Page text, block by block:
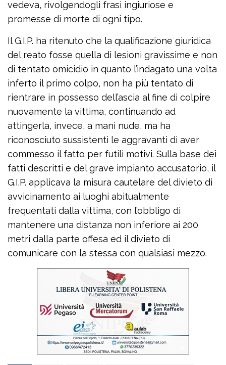
vedeva, rivolgendogli frasi ingiuriose e
promesse di morte di ogni tipo.
Il G.I.P. ha ritenuto che la qualificazione giuridica
del reato fosse quella di lesioni gravissime e non
di tentato omicidio in quanto l’indagato una volta
inferto il primo colpo, non ha più tentato di
rientrare in possesso dell’ascia al fine di colpire
nuovamente la vittima, continuando ad
attingerla, invece, a mani nude, ma ha
riconosciuto sussistenti le aggravanti di aver
commesso il fatto per futili motivi. Sulla base dei
fatti descritti e del grave impianto accusatorio, il
G.I.P. applicava la misura cautelare del divieto di
avvicinamento ai luoghi abitualmente
frequentati dalla vittima, con l’obbligo di
mantenere una distanza non inferiore ai 200
metri dalla parte offesa ed il divieto di
comunicare con la stessa con qualsiasi mezzo.